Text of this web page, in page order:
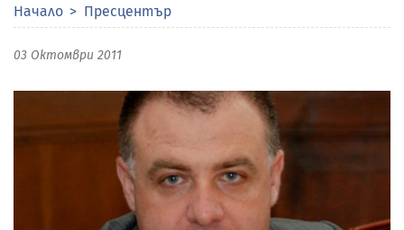
Начало Пресцентър
03 Октомври 2011